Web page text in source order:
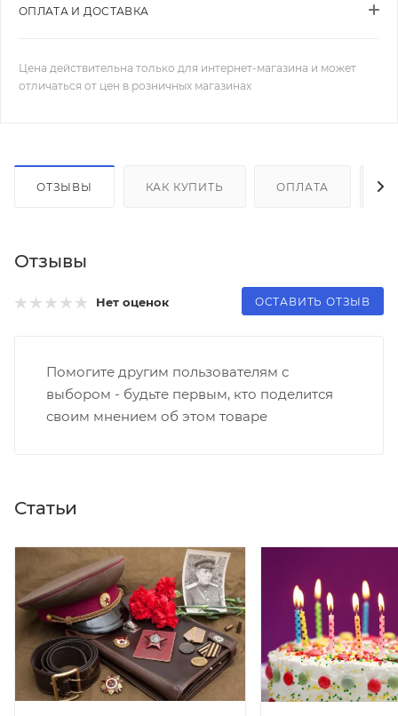
ОПЛАТА И ДОСТАВКА
Цена действительна только для интернет-магазина и может
отличаться от цен в розничных магазинах
ОТЗЫВЫ КАК КУПИТЬ ОПЛАТА
Отзывы
Нет оценок ОСТАВИТЬ ОТЗЫВ
Помогите другим пользователям с
выбором - будьте первым, кто поделится
своим мнением об этом товаре
Статьи